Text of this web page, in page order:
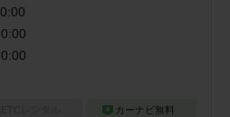
カーナビ無料